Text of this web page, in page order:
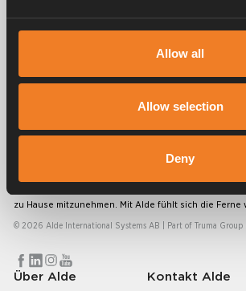
Allow all
Allow selection
Deny
Alde schafft seit 1966 ein Gefühl von Zuhause und
zu Hause mitzunehmen. Mit Alde fühlt sich die Ferne
© 2026 Alde International Systems AB | Part of Truma Group
Über Alde Kontakt Alde